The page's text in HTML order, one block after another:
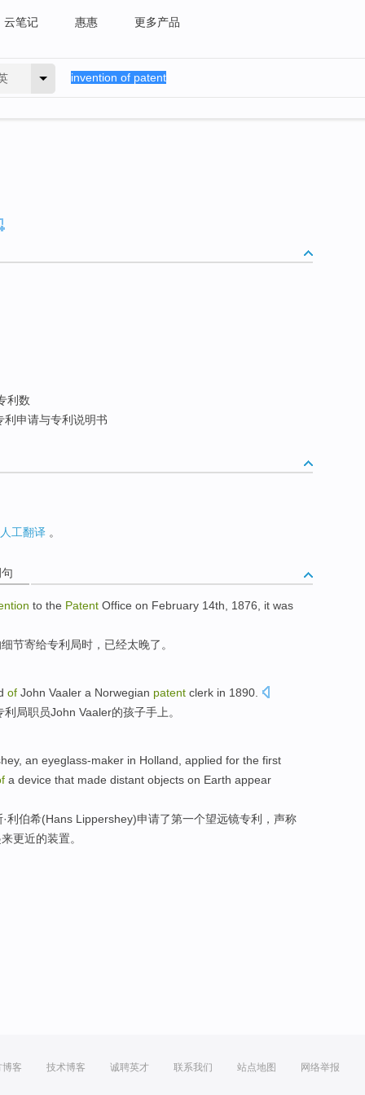
云笔记 惠惠 更多产品
利数
申请与专利说明书
人工翻译 。
to the Patent Office on February 14th, 1876, it was
节寄给专利局时，已经太晚了。
of John Vaaler a Norwegian patent clerk in 1890.
利局职员John Vaaler的孩子手上。
an eyeglass-maker in Holland applied for the first
a device that made distant objects on Earth appear
·利伯希(Hans Lippershey)申请了第一个望远镜专利 ， 声称
更近的装置。
博客 技术博客 诚聘英才 联系我们 站点地图 网络举报